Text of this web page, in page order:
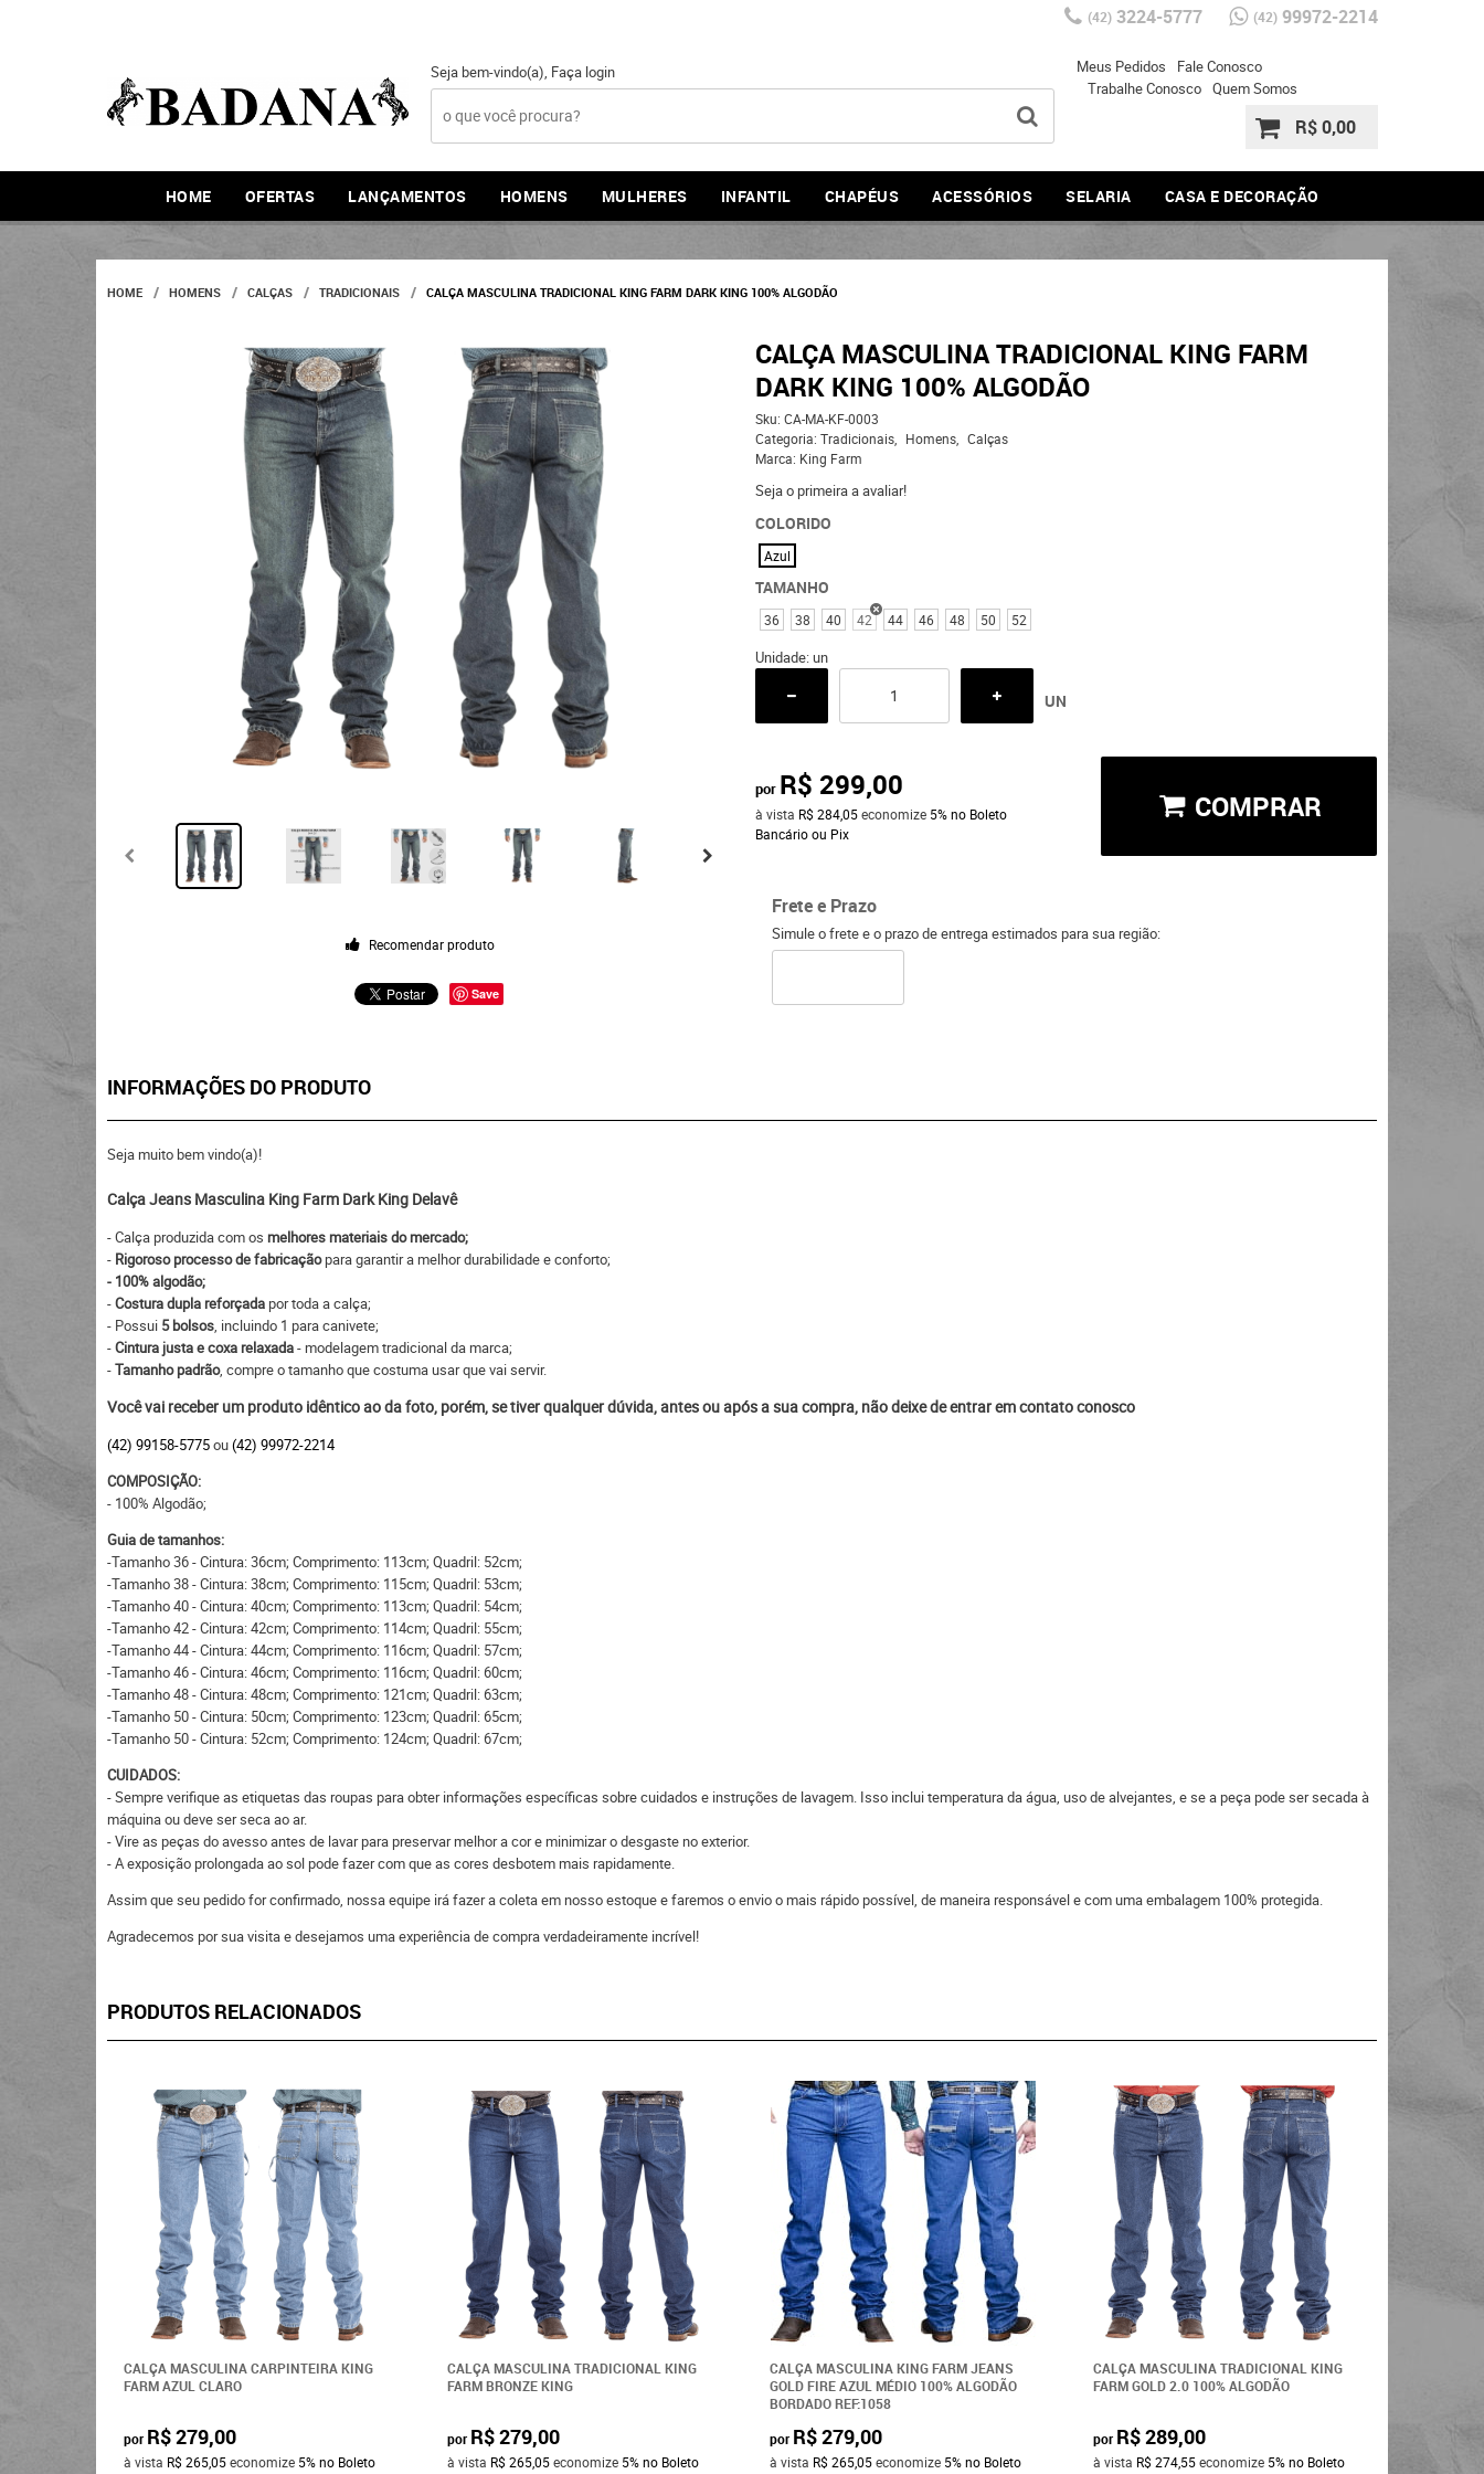
(42)3224-5777 (42)99972-2214
Seja bem-vindo(a), Faça login Meus Pedidos
Fale Conosco
Trabalhe Conosco Quem Somos
R$ 0,00
HOME OFERTAS LANÇAMENTOS HOMENS MULHERES INFANTIL CHAPÉUS ACESSÓRIOS SELARIA CASA E DECORAÇÃO
HOME HOMENS CALÇAS TRADICIONAIS CALÇA MASCULINA TRADICIONAL KING FARM DARK KING 100% ALGODÃO
Recomendar produto
Save
CALÇA MASCULINA TRADICIONAL KING FARM
DARK KING 100% ALGODÃO
Sku: CA-MA-KF-0003
Categoria: Tradicionais Homens
Calças
Marca: King Farm
Seja o primeira a avaliar!
COLORIDO
Azul
TAMANHO
36 38 40 42 44 46 48 50 52
Unidade: un
UN
por R$ 299,00
à vista R$ 284,05economize 5% no Boleto
Bancário ou Pix
COMPRAR
Frete e Prazo
Simule o frete e o prazo de entrega estimados para sua região:
INFORMAÇÕES DO PRODUTO
Seja muito bem vindo(a)!
Calça Jeans Masculina King Farm Dark King Delavê
- Calça produzida com os melhores materiais do mercado;
- Rigoroso processo de fabricaçãopara garantir a melhor durabilidade e conforto;
- 100% algodão;
-Costura dupla reforçada por toda a calça;
- Possui 5 bolsos, incluindo 1 para canivete;
-Cintura justa e coxa relaxada- modelagem tradicional da marca;
-Tamanho padrão, compre o tamanho que costuma usar que vai servir.
Você vai receber um produto idêntico ao da foto, porém, se tiver qualquer dúvida, antes ou após a sua compra, não deixe de entrar em contato conosco
(42) 99158-5775ou(42) 99972-2214
COMPOSIÇÃO:
- 100% Algodão;
Guia de tamanhos:
-Tamanho 36 - Cintura: 36cm; Comprimento: 113cm; Quadril: 52cm;
-Tamanho 38 - Cintura: 38cm; Comprimento: 115cm; Quadril: 53cm;
-Tamanho 40 - Cintura: 40cm; Comprimento: 113cm; Quadril: 54cm;
-Tamanho 42 - Cintura: 42cm; Comprimento: 114cm; Quadril: 55cm;
-Tamanho 44 - Cintura: 44cm; Comprimento: 116cm; Quadril: 57cm;
-Tamanho 46 - Cintura: 46cm; Comprimento: 116cm; Quadril: 60cm;
-Tamanho 48 - Cintura: 48cm; Comprimento: 121cm; Quadril: 63cm;
-Tamanho 50 - Cintura: 50cm; Comprimento: 123cm; Quadril: 65cm;
-Tamanho 50 - Cintura: 52cm; Comprimento: 124cm; Quadril: 67cm;
CUIDADOS:
- Sempre verifique as etiquetas das roupas para obter informações específicas sobre cuidados e instruções de lavagem. Isso inclui temperatura da água, uso de alvejantes, e se a peça pode ser secada à
máquina ou deve ser seca ao ar.
- Vire as peças do avesso antes de lavar para preservar melhor a cor e minimizar o desgaste no exterior.
- A exposição prolongada ao sol pode fazer com que as cores desbotem mais rapidamente.
Assim que seu pedido for confirmado, nossa equipe irá fazer a coleta em nosso estoque e faremos o envio o mais rápido possível, de maneira responsável e com uma embalagem 100% protegida.
Agradecemos por sua visita e desejamos uma experiência de compra verdadeiramente incrível!
PRODUTOS RELACIONADOS
CALÇA MASCULINA CARPINTEIRA KING
FARM AZUL CLARO
por R$ 279,00
à vista R$ 265,05economize 5%no Boleto
CALÇA MASCULINA TRADICIONAL KING
FARM BRONZE KING
por R$ 279,00
à vista R$ 265,05economize 5% no Boleto
CALÇA MASCULINA KING FARM JEANS
GOLD FIRE AZUL MÉDIO 100% ALGODÃO
BORDADO REF:1058
por R$ 279,00
à vista R$ 265,05economize 5%no Boleto
CALÇA MASCULINA TRADICIONAL KING
FARM GOLD 2.0 100% ALGODÃO
por R$ 289,00
à vista R$ 274,55economize 5% no Boleto